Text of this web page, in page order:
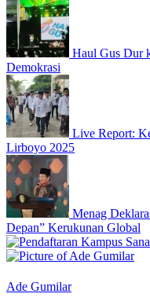
Haul Gus Dur
Demokrasi
Live Report:
Lirboyo 2025
Menag
Depan” Kerukunan Global
Ade Gumilar